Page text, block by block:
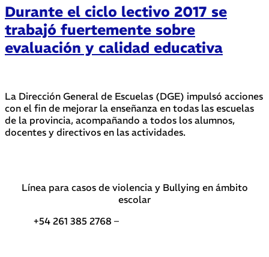
Durante el ciclo lectivo 2017 se
trabajó fuertemente sobre
evaluación y calidad educativa
La Dirección General de Escuelas (DGE) impulsó acciones
con el fin de mejorar la enseñanza en todas las escuelas
de la provincia, acompañando a todos los alumnos,
docentes y directivos en las actividades.
Línea para casos de violencia y Bullying en ámbito
escolar
+54 261 385 2768 –